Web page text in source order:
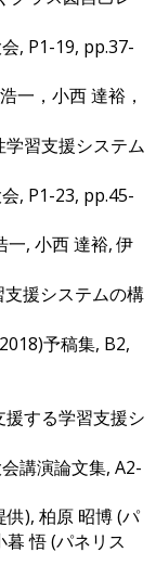
, P1-19, pp.37-
一，小西 達裕，
習支援システム
, P1-23, pp.45-
一, 小西 達裕, 伊
援システムの構
予稿集, B2,
する学習支援シ
講演論文集, A2-
供), 柏原 昭博 (パ
悟 (パネリス